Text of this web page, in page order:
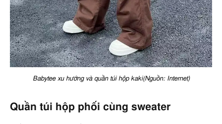
Babytee xu hướng và quần túi hộp kaki(Nguồn: Internet)
Quần túi hộp phối cùng sweater